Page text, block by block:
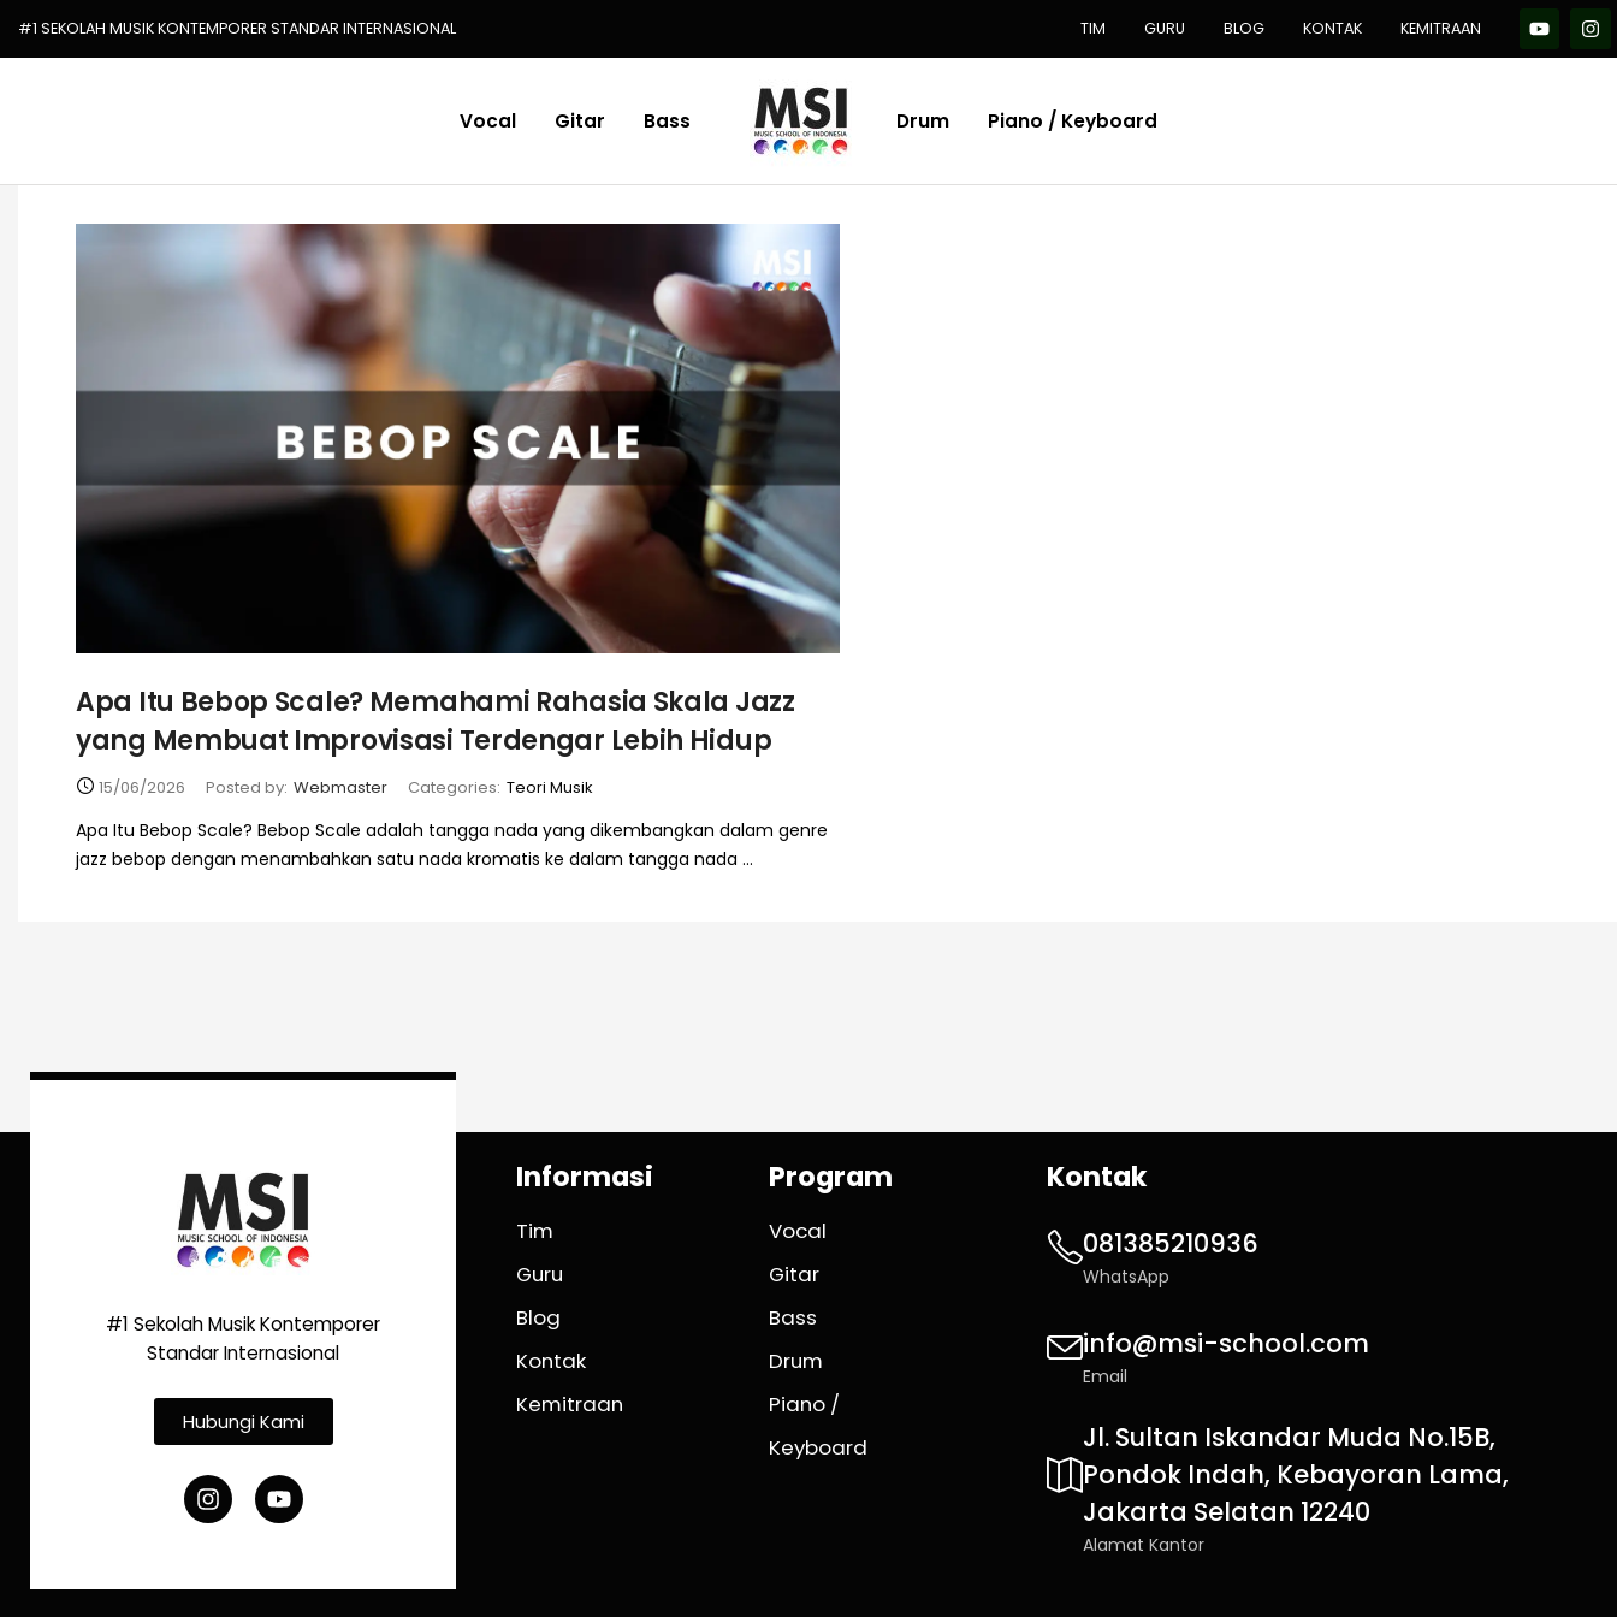
#1 SEKOLAH MUSIK KONTEMPORER STANDAR INTERNASIONAL TIM GURU BLOG KONTAK KEMITRAAN
Vocal Gitar Bass Drum Piano / Keyboard
Apa Itu Bebop Scale? Memahami Rahasia Skala Jazz
yang Membuat Improvisasi Terdengar Lebih Hidup
15/06/2026 Posted by: Webmaster Categories: Teori Musik
Apa Itu Bebop Scale? Bebop Scale adalah tangga nada yang dikembangkan dalam genre
jazz bebop dengan menambahkan satu nada kromatis ke dalam tangga nada ...
#1 Sekolah Musik Kontemporer
Standar Internasional
Hubungi Kami
Informasi
Tim
Guru
Blog
Kontak
Kemitraan
Program
Vocal
Gitar
Bass
Drum
Piano /
Keyboard
Kontak
081385210936
WhatsApp
info@msi-school.com
Email
Jl. Sultan Iskandar Muda No.15B,
Pondok Indah, Kebayoran Lama,
Jakarta Selatan 12240
Alamat Kantor